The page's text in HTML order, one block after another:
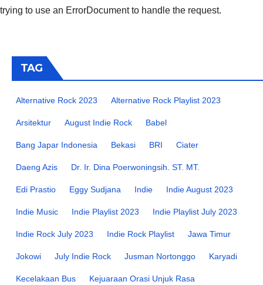
trying to use an ErrorDocument to handle the request.
TAG
Alternative Rock 2023 Alternative Rock Playlist 2023
Arsitektur August Indie Rock Babel
Bang Japar Indonesia Bekasi BRI Ciater
Daeng Azis Dr. Ir. Dina Poerwoningsih. ST. MT.
Edi Prastio Eggy Sudjana Indie Indie August 2023
Indie Music Indie Playlist 2023 Indie Playlist July 2023
Indie Rock July 2023 Indie Rock Playlist Jawa Timur
Jokowi July Indie Rock Jusman Nortonggo Karyadi
Kecelakaan Bus Kejuaraan Orasi Unjuk Rasa